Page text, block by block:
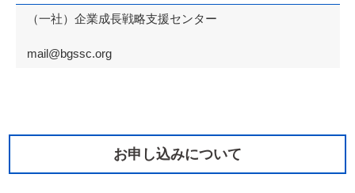
（一社）企業成長戦略支援センター
mail@bgssc.org
お申し込みについて